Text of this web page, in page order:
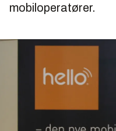
mobiloperatører.